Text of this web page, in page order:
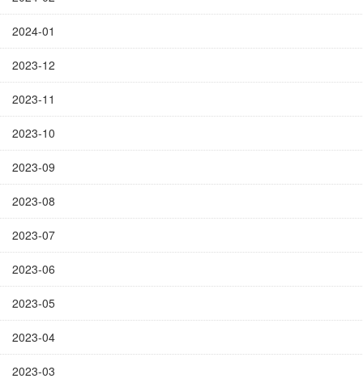
2024-01
2023-12
2023-11
2023-10
2023-09
2023-08
2023-07
2023-06
2023-05
2023-04
2023-03